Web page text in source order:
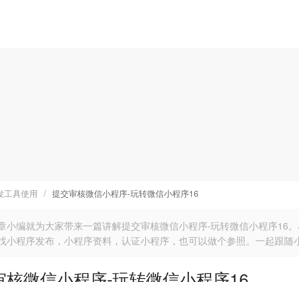
工具使用 / 提交审核微信小程序-玩转微信小程序16
小编就为大家带来一篇讲解提交审核微信小程序-玩转微信小程序16
小程序发布，小程序资料，认证小程序，也可以做个参照。一起跟随